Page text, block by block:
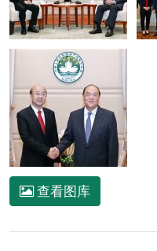
查看图库